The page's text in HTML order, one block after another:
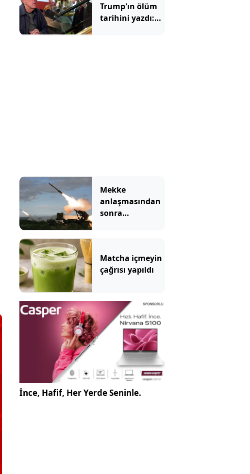
Trump'ın ölüm
tarihini yazdı:
Mekke
anlaşmasından
sonra
Matcha içmeyin
çağrısı yapıldı
İnce, Hafif, Her Yerde Seninle.